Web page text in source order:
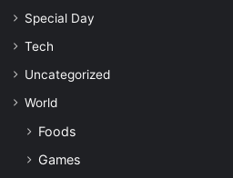
Special Day
Tech
Uncategorized
World
Foods
Games